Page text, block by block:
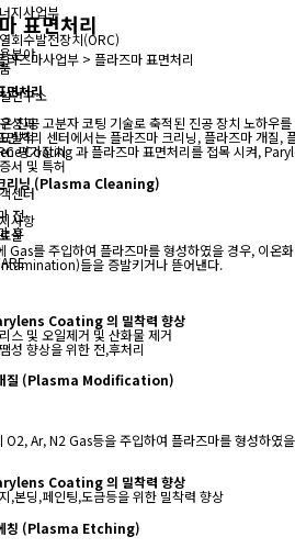
지사업부
회수발전장치(ORC)
분야
연구소
성과
실적
평가장치
서 및 특허
센터
사항
실
표면처리
라즈마사업부 > 플라즈마 표면처리
면처리
진공 고분자 코팅 기술로 축적된 진공 장치 노하우
면처리 센터에서는 플라즈마 크리닝, 플라즈마 개질,
Coating 과 플라즈마 표면처리를 접목 시켜,
리닝 (Plasma Cleaning)
Gas를 주입하여 플라즈마를 형성하였을 경우, 이온
들을 증발키거나 뜯어낸다.
Coating 의 밀착력 향상
스 및 오일제거 및 산화물 제거
성 향상을 위한 전,후처리
개질 (Plasma Modification)
O2, Ar, N2 Gas등을 주입하여 플라즈마를 형성하였
Coating 의 밀착력 향상
,본딩,페인팅,도금등을 위한 밀착력 향상
칭 (Plasma Etching)